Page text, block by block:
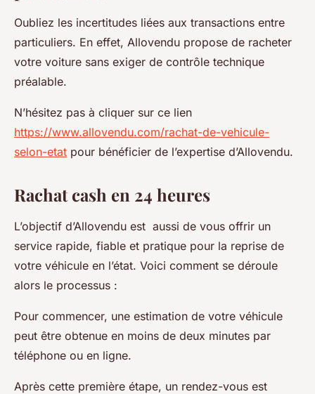
Oubliez les incertitudes liées aux transactions entre
particuliers. En effet, Allovendu propose de racheter
votre voiture sans exiger de contrôle technique
préalable.
N’hésitez pas à cliquer sur ce lien
https://www.allovendu.com/rachat-de-vehicule-
selon-etat pour bénéficier de l’expertise d’Allovendu.
Rachat cash en 24 heures
L’objectif d’Allovendu est aussi de vous offrir un
service rapide, fiable et pratique pour la reprise de
votre véhicule en l’état. Voici comment se déroule
alors le processus :
Pour commencer, une estimation de votre véhicule
peut être obtenue en moins de deux minutes par
téléphone ou en ligne.
Après cette première étape, un rendez-vous est